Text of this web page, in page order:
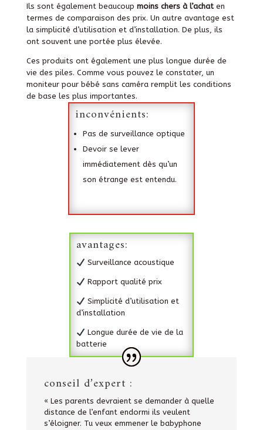
Ils sont également beaucoup moins chers à l’achaten
termes de comparaison des prix. Un autre avantage est
la simplicité d’utilisation et d’installation. De plus, ils
ont souvent une portée plus élevée.
Ces produits ont également une plus longue durée de
vie des piles. Comme vous pouvez le constater, un
moniteur pour bébé sans caméra remplit les conditions
de base les plus importantes.
inconvénients:
Pas de surveillance optique
Devoir se lever
immédiatement dès qu’un
son étrange est entendu.
avantages:
Surveillance acoustique
Rapport qualité prix
Simplicité d’utilisation et
d’installation
Longue durée de vie de la
batterie
conseil d’expert :
« Les parents devraient se demander à quelle
distance de l’enfant endormi ils veulent
s’éloigner. Tu veux emmener le babyphone